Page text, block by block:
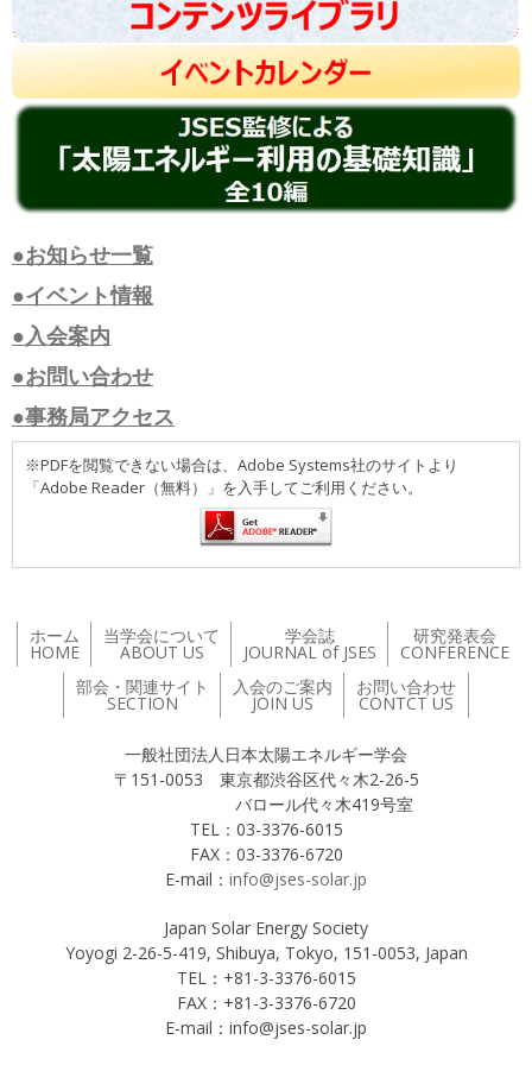
●お知らせ一覧
●イベント情報
●入会案内
●お問い合わせ
●事務局アクセス
※PDFを閲覧できない場合は、Adobe Systems社のサイトより
「Adobe Reader（無料）」を入手してご利用ください。
ホーム
HOME
当学会について
ABOUT US
学会誌
JOURNAL of JSES
研究発表会
CONFERENCE
部会・関連サイト
SECTION
入会のご案内
JOIN US
お問い合わせ
CONTCT US
一般社団法人日本太陽エネルギー学会
〒151-0053 東京都渋谷区代々木2-26-5
バロール代々木419号室
TEL：03-3376-6015
FAX：03-3376-6720
E-mail： info@jses-solar.jp
Japan Solar Energy Society
Yoyogi 2-26-5-419, Shibuya, Tokyo, 151-0053, Japan
TEL：+81-3-3376-6015
FAX：+81-3-3376-6720
E-mail：info@jses-solar.jp